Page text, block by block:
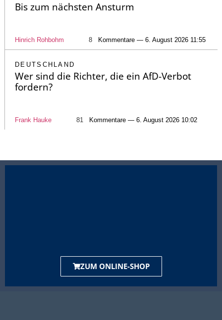
Bis zum nächsten Ansturm
Hinrich Rohbohm 8 Kommentare — 6. August 2026 11:55
DEUTSCHLAND
Wer sind die Richter, die ein AfD-Verbot
fordern?
Frank Hauke 81 Kommentare — 6. August 2026 10:02
ZUM ONLINE-SHOP